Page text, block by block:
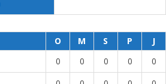
O M S P
J
0 0 0 0
0